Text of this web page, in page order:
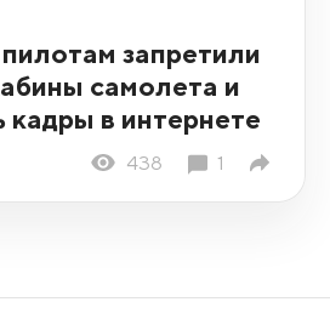
запретили
самолета и
кадры в интернете
438 1